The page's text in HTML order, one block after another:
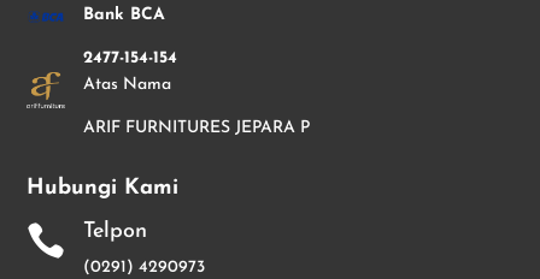
Bank BCA
2477-154-154
Atas Nama
ARIF FURNITURES JEPARA P
Hubungi Kami
 Telpon
(0291) 4290973